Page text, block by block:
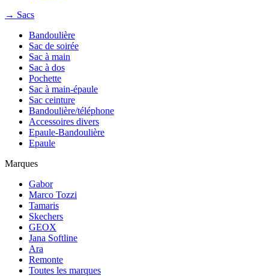
→ Sacs
Bandoulière
Sac de soirée
Sac à main
Sac à dos
Pochette
Sac à main-épaule
Sac ceinture
Bandoulière/téléphone
Accessoires divers
Epaule-Bandoulière
Epaule
Marques
Gabor
Marco Tozzi
Tamaris
Skechers
GEOX
Jana Softline
Ara
Remonte
Toutes les marques